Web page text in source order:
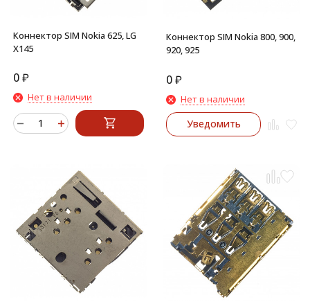
Коннектор SIM Nokia 625, LG
X145
0₽
Нет в наличии
Коннектор SIM Nokia 800, 900,
920, 925
0₽
Нет в наличии
Уведомить